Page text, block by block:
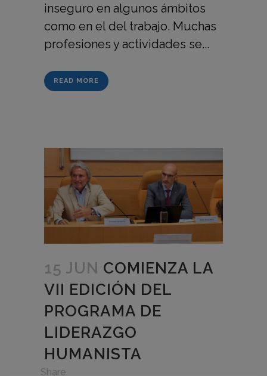
inseguro en algunos ámbitos
como en el del trabajo. Muchas
profesiones y actividades se...
READ MORE
15 JUN COMIENZA LA
VII EDICIÓN DEL
PROGRAMA DE
LIDERAZGO
HUMANISTA
Share